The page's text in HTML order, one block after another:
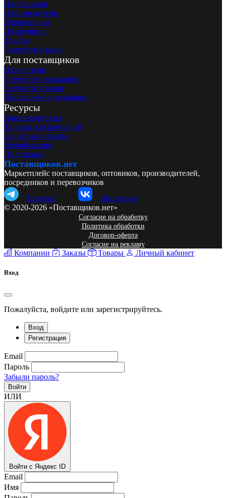
Поставщики
Производители
Перевозчики
Посредники
Товары
Разместить заказ
Для поставщиков
Покупатели
Разместить компанию
Разместить товар
Продвижение компании
Ресурсы
Вопросы/ответы
Тарифы для компаний
Баннерная реклама
Верификация
Поддержка
Поставщиков.нет
Маркетплейс поставщиков, оптовиков, производителей,
посредников и перевозчиков
Telegram
ВКонтакте
© 2020-2026 «Поставщиков.нет»
Согласие на обработку
Политика обработки
Договор-оферта
Согласие на рекламу
Компании Заказы Товары Личный кабинет
Вход
Пожалуйста, войдите или зарегистрируйтесь.
Вход
Регистрация
Email
Пароль
Забыли пароль?
Войти
ИЛИ
Войти с Яндекс ID
Email
Имя